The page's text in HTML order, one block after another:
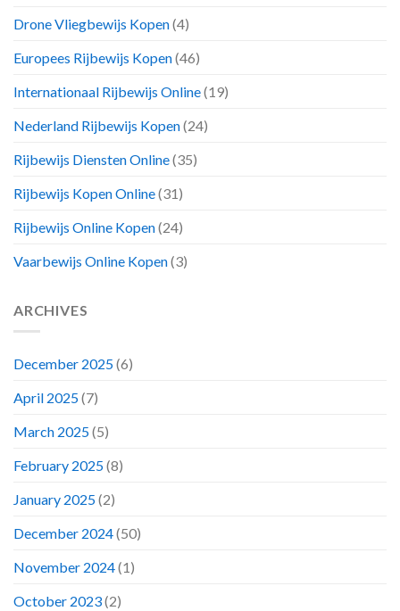
Drone Vliegbewijs Kopen(4)
Europees Rijbewijs Kopen(46)
Internationaal Rijbewijs Online(19)
Nederland Rijbewijs Kopen(24)
Rijbewijs Diensten Online(35)
Rijbewijs Kopen Online(31)
Rijbewijs Online Kopen(24)
Vaarbewijs Online Kopen(3)
ARCHIVES
December 2025(6)
April 2025(7)
March 2025(5)
February 2025(8)
January 2025(2)
December 2024(50)
November 2024(1)
October 2023(2)